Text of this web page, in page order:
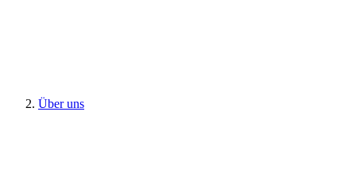
Über uns